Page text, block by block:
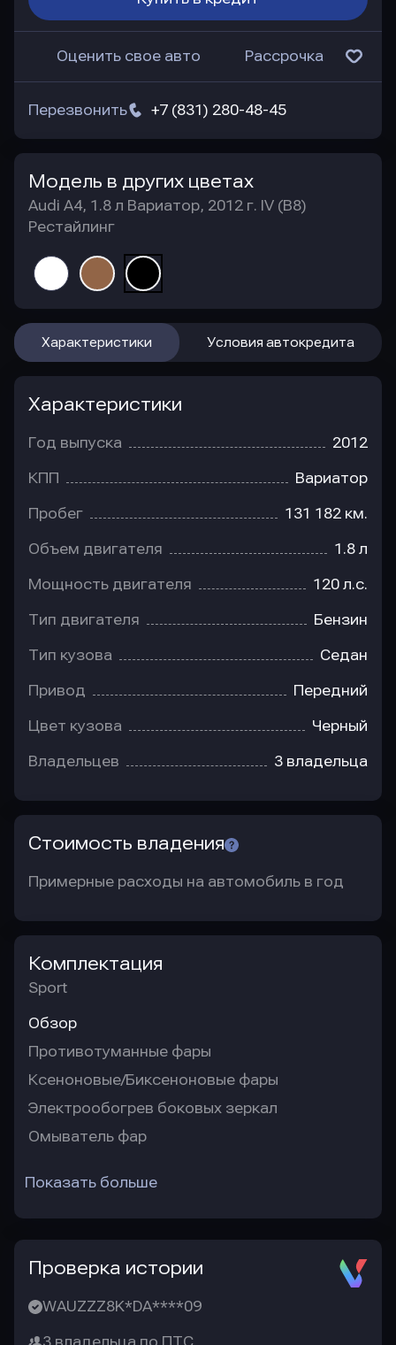
Оценить свое авто Рассрочка
+7 (831) 280-48-45
Перезвонить
Модель в других цветах
Audi A4, 1.8 л Вариатор, 2012 г. IV (B8)
Рестайлинг
Характеристики Условия автокредита
Характеристики
Год выпуска 2012
КПП Вариатор
Пробег 131 182 км.
Объем двигателя 1.8 л
Мощность двигателя 120 л.с.
Тип двигателя Бензин
Тип кузова Седан
Привод Передний
Цвет кузова Черный
Владельцев 3 владельца
Стоимость владения
Примерные расходы на автомобиль в год
Комплектация
Sport
Обзор
Противотуманные фары
Ксеноновые/Биксеноновые фары
Электрообогрев боковых зеркал
Омыватель фар
Показать больше
Проверка истории
WAUZZZ8K*DA****09